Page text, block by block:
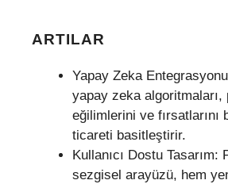
ARTILAR
Yapay Zeka
yapay zeka algoritmaları,
eğilimlerini ve fırsatlarını
ticareti basitleştirir.
Kullanıcı Dostu Tasarım:
sezgisel arayüzü, hem